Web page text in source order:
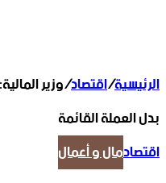
الرئيسية/اقتصاد/وزير
بدل العملة القائمة
اقتصادمال و أعمال